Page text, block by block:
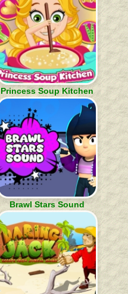
Princess Soup Kitchen
Brawl Stars Sound